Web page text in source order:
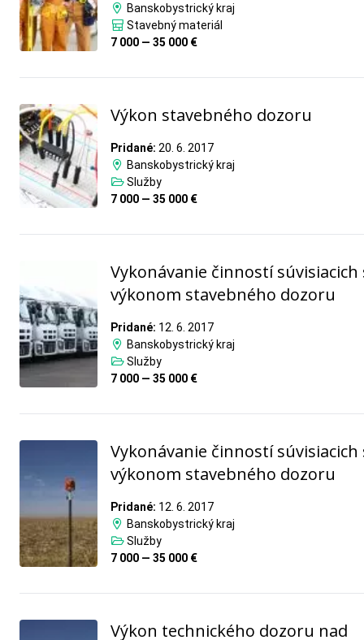
Banskobystrický kraj
Stavebný materiál
7 000 — 35 000 €
Výkon stavebného dozoru
Pridané: 20. 6. 2017
Banskobystrický kraj
Služby
7 000 — 35 000 €
Vykonávanie činností súvisiacich
výkonom stavebného dozoru
Pridané: 12. 6. 2017
Banskobystrický kraj
Služby
7 000 — 35 000 €
Vykonávanie činností súvisiacich
výkonom stavebného dozoru
Pridané: 12. 6. 2017
Banskobystrický kraj
Služby
7 000 — 35 000 €
Výkon technického dozoru nad